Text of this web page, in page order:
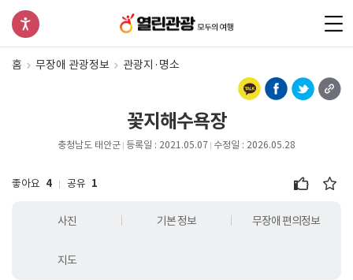
홈 무장애 관광정보 관광지·명소
꽃지해수욕장
충청남도 태안군 등록일 : 2021.05.07 수정일 : 2026.05.28
좋아요 4 공유 1
사진 기본 정보 무장애 편의정보
지도